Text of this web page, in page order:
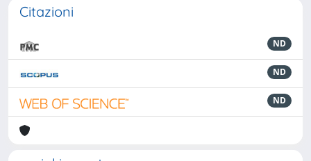
Citazioni
ND
ND
ND